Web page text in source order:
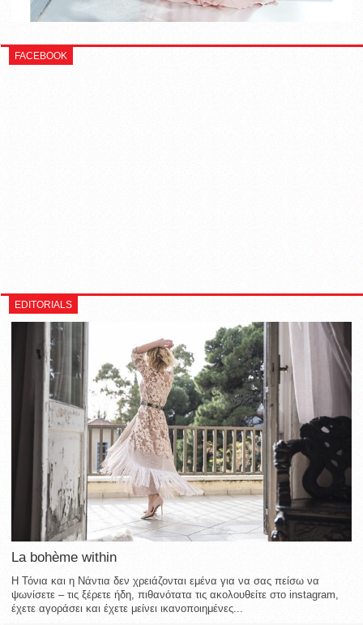
FACEBOOK
EDITORIALS
La bohème within
Η Τόνια και η Νάντια δεν χρειάζονται εμένα για να σας πείσω να
ψωνίσετε – τις ξέρετε ήδη, πιθανότατα τις ακολουθείτε στο instagram,
έχετε αγοράσει και έχετε μείνει ικανοποιημένες...